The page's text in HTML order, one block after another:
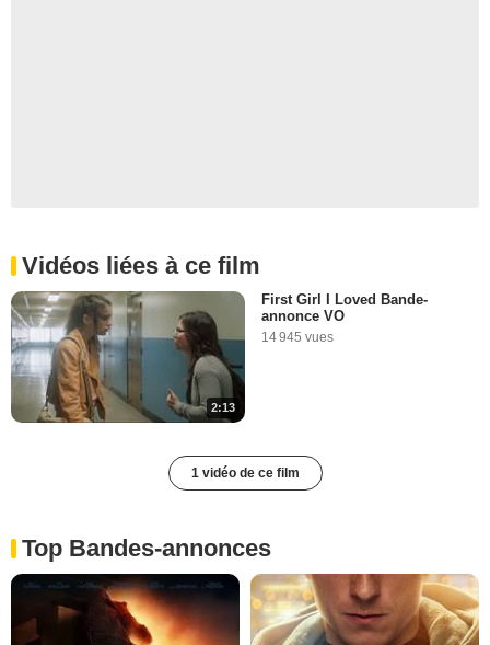
Vidéos liées à ce film
2:13
First Girl I Loved Bande-
annonce VO
14 945 vues
1 vidéo de ce film
Top Bandes-annonces